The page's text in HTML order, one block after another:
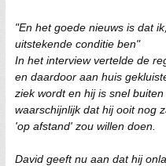
"En het goede nieuws is dat
uitstekende conditie ben"
In het interview vertelde de
en daardoor aan huis
ziek wordt en hij is snel
waarschijnlijk dat hij ooit nog
'op afstand' zou willen doen.
David geeft nu aan dat hij